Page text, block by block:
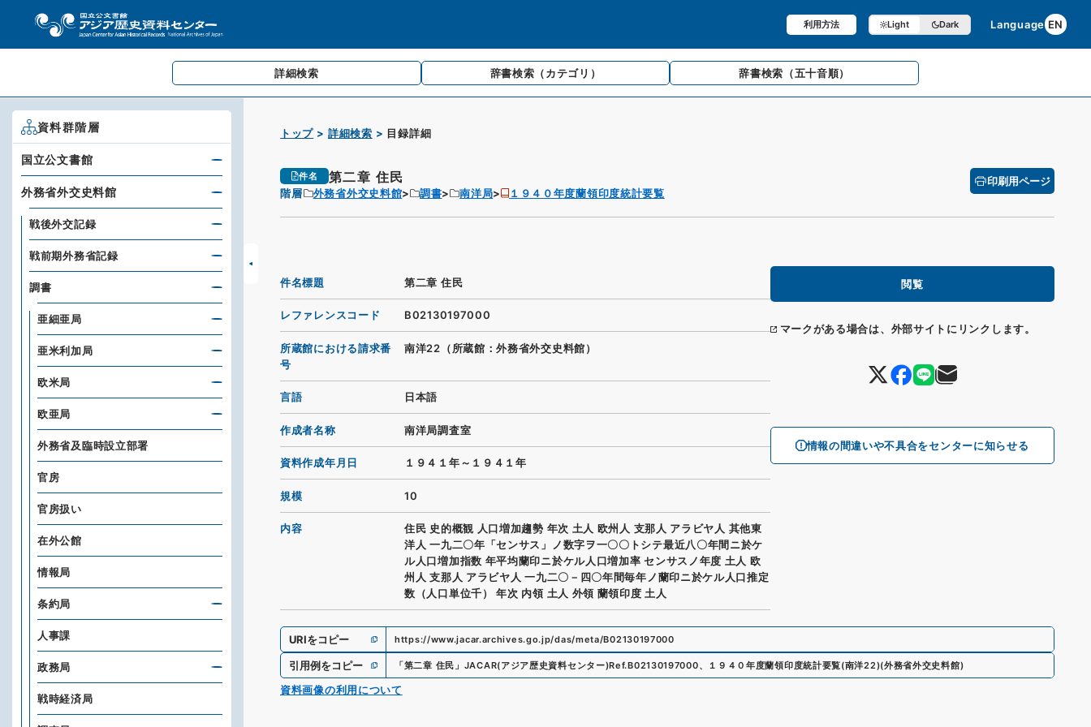
利用方法 Light Dark Language EN
詳細検索 辞書検索 （カテゴリ） 辞書検索 （五十音順）
トップ 詳細検索 目録詳細
件名 第二章 住民
階層 外務省外交史料館 調書 南洋局 １９４０年度蘭領印度統計要覧
印刷用ページ
閲覧
マークがある場合は、外部サイトにリンクします。
情報の間違いや不具合をセンターに知らせる
件名標題 第二章 住民
レファレンスコード B02130197000
所蔵館における請求番
号
南洋22（所蔵館：外務省外交史料館）
言語 日本語
作成者名称 南洋局調査室
資料作成年月日 １９４１年～１９４１年
規模 10
内容
住民 史的概観 人口増加趨勢 年次 土人 欧州人 支那人 アラビヤ人 其他東
洋人 一九二〇年「センサス」ノ数字ヲ一〇〇トシテ最近八〇年間ニ於ケ
ル人口増加指数 年平均蘭印ニ於ケル人口増加率 センサスノ年度 土人 欧
州人 支那人 アラビヤ人 一九二〇－四〇年間毎年ノ蘭印ニ於ケル人口推定
数（人口単位千） 年次 内領 土人 外領 蘭領印度 土人
URIをコピー https://www.jacar.archives.go.jp/das/meta/B02130197000
引用例をコピー 「第二章 住民 」 JACAR(アジア歴史資料センター)Ref.B02130197000、 １９４０年度蘭領印度統計要覧(南洋22)(外務省外交史料館)
資料画像の利用について
資料群階層
国立公文書館
外務省外交史料館
戦後外交記録
戦前期外務省記録
調書
亜細亜局
亜米利加局
欧米局
欧亜局
外務省及臨時設立部署
官房
官房扱い
在外公館
情報局
条約局
人事課
政務局
戦時経済局